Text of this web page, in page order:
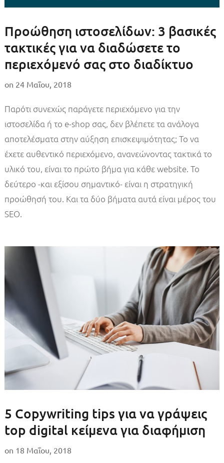
Προώθηση ιστοσελίδων: 3 βασικές
τακτικές για να διαδώσετε το
περιεχόμενό σας στο διαδίκτυο
on 24 Μαΐου, 2018
Παρότι συνεχώς παράγετε περιεχόμενο για την
ιστοσελίδα ή το e-shop σας, δεν βλέπετε τα ανάλογα
αποτελέσματα στην αύξηση επισκεψιμότητας; Το να
έχετε αυθεντικό περιεχόμενο, ανανεώνοντας τακτικά το
υλικό του, είναι το πρώτο βήμα για κάθε website. Το
δεύτερο -και εξίσου σημαντικό- είναι η στρατηγική
προώθησή του. Και τα δύο βήματα αυτά είναι μέρος του
SEO.
5 Copywriting tips για να γράψεις
top digital κείμενα για διαφήμιση
on 18 Μαΐου, 2018